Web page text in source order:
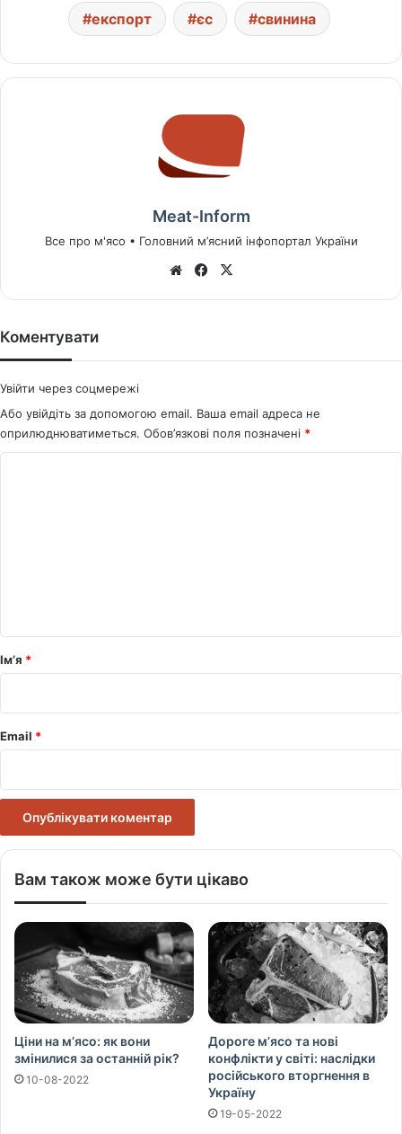
експорт єс свинина
Meat-Inform
Все про м'ясо • Головний м’ясний інфопортал України
We
Fa
Коментувати
Увійти через соцмережі
Або увійдіть за допомогою email. Ваша email адреса не
оприлюднюватиметься. Обов’язкові поля позначені *
р
Ім’я *
Email *
Вам також може бути цікаво
Ціни на м’ясо: як вони
змінилися за останній рік?
10-08-2022
Дороге м’ясо та нові
конфлікти у світі: наслідки
російського вторгнення в
Україну
19-05-2022